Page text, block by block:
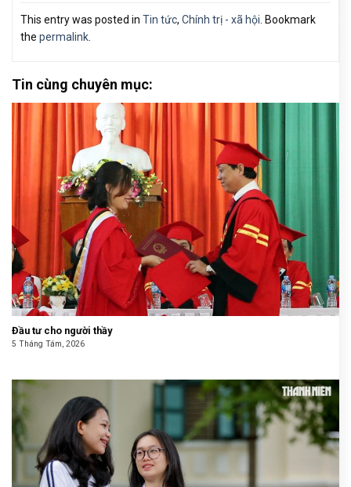
This entry was posted in Tin tức, Chính trị - xã hội. Bookmark
the permalink.
Tin cùng chuyên mục:
Đầu tư cho người thầy
5 Tháng Tám, 2026